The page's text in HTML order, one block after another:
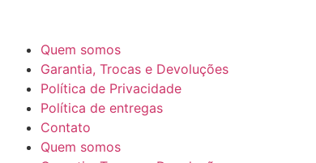
Quem somos
Garantia, Trocas e Devoluções
Política de Privacidade
Política de entregas
Contato
Quem somos